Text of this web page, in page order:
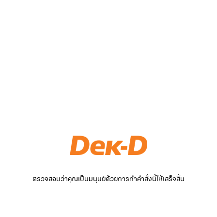
ตรวจสอบว่าคุณเป็นมนุษย์ด้วยการทำคำสั่งนี้ให้เสร็จสิ้น